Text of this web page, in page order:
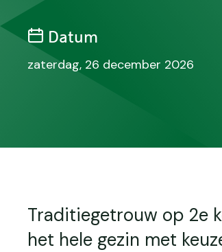
Datum
zaterdag, 26 december 2026
Traditiegetrouw op 2e
het hele gezin met